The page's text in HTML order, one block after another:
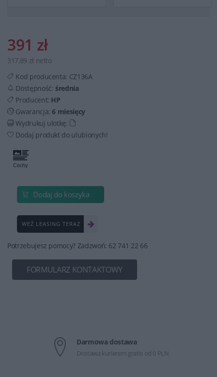
391 zł
317,89 zł netto
Kod producenta: CZ136A
Dostępność: średnia
Producent: HP
Gwarancja:6 miesięcy
Wydrukuj ulotkę:
Dodaj produkt do ulubionych!
Dodaj do koszyka
WEŹ LEASING TERAZ
Potrzebujesz pomocy? Zadzwoń: 62 741 22 66
FORMULARZ KONTAKTOWY
Darmowa dostawa
Dostawa kurierem gratis od 0 PLN